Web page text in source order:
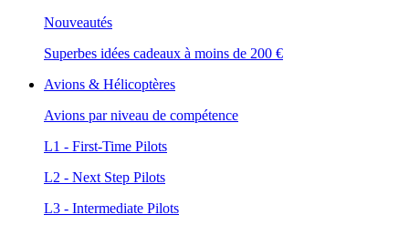
Nouveautés
Superbes idées cadeaux à moins de 200 €
Avions & Hélicoptères
Avions par niveau de compétence
L1 - First-Time Pilots
L2 - Next Step Pilots
L3 - Intermediate Pilots